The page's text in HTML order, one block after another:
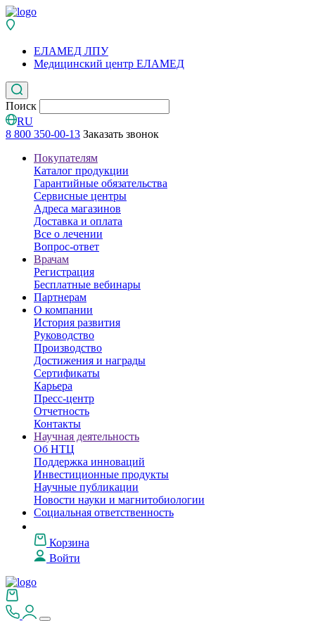
ЕЛАМЕД ЛПУ
Медицинский центр ЕЛАМЕД
Поиск
RU
8 800 350-00-13 Заказать звонок
Покупателям
Каталог продукции
Гарантийные обязательства
Сервисные центры
Адреса магазинов
Доставка и оплата
Все о лечении
Вопрос-ответ
Врачам
Регистрация
Бесплатные вебинары
Партнерам
О компании
История развития
Руководство
Производство
Достижения и награды
Сертификаты
Карьера
Пресс-центр
Отчетность
Контакты
Научная деятельность
Об НТЦ
Поддержка инноваций
Инвестиционные продукты
Научные публикации
Новости науки и магнитобиологии
Социальная ответственность
Корзина
Войти